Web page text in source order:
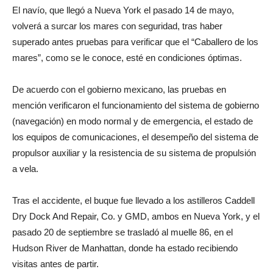
El navío, que llegó a Nueva York el pasado 14 de mayo,
volverá a surcar los mares con seguridad, tras haber
superado antes pruebas para verificar que el “Caballero de los
mares”, como se le conoce, esté en condiciones óptimas.
De acuerdo con el gobierno mexicano, las pruebas en
mención verificaron el funcionamiento del sistema de gobierno
(navegación) en modo normal y de emergencia, el estado de
los equipos de comunicaciones, el desempeño del sistema de
propulsor auxiliar y la resistencia de su sistema de propulsión
a vela.
Tras el accidente, el buque fue llevado a los astilleros Caddell
Dry Dock And Repair, Co. y GMD, ambos en Nueva York, y el
pasado 20 de septiembre se trasladó al muelle 86, en el
Hudson River de Manhattan, donde ha estado recibiendo
visitas antes de partir.